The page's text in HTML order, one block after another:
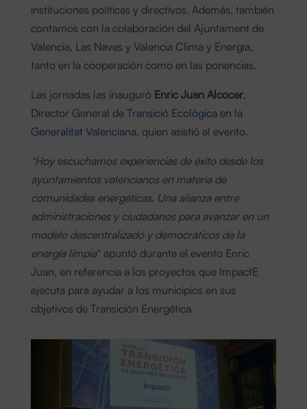
instituciones políticas y directivos. Además, también
contamos con la colaboración del Ajuntament de
Valencia, Las Naves y Valencia Clima y Energía,
tanto en la cooperación como en las ponencias.
Las jornadas las inauguró Enric Juan Alcocer,
Director General deTransició Ecològica en la
Generalitat Valenciana, quien asistió al evento.
“Hoy escuchamos experiencias de éxito desde los
ayuntamientos valencianos en materia de
comunidades energéticas. Una alianza entre
administraciones y ciudadanos para avanzar en un
modelo descentralizado y democráticos de la
energía limpia” apuntó durante el evento Enric
Juan, en referencia a los proyectos que ImpactE
ejecuta para ayudar a los municipios en sus
objetivos de Transición Energética.